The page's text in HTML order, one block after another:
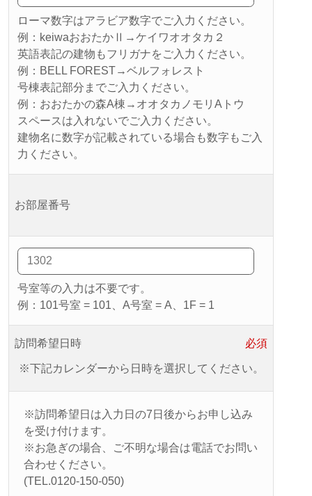
ローマ数字はアラビア数字でご入力ください。
例：keiwaおおたかⅡ→ケイワオオタカ２
英語表記の建物もフリガナをご入力ください。
例：BELL FOREST→ベルフォレスト
号棟表記部分までご入力ください。
例：おおたかの森A棟→オオタカノモリAトウ
スペースは入れないでご入力ください。
建物名に数字が記載されている場合も数字もご入
力ください。
お部屋番号
号室等の入力は不要です。
例：101号室 = 101、A号室 = A、1F = 1
訪問希望日時
※下記カレンダーから日時を選択してください。
必須
※訪問希望日は入力日の7日後からお申し込み
を受け付けます。
※お急ぎの場合、ご不明な場合は電話でお問い
合わせください。
(TEL.0120-150-050)